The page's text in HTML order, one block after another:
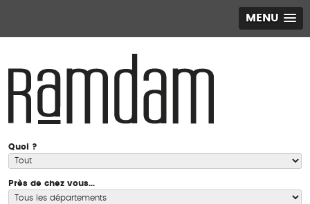
MENU
Quoi ?
Près de chez vous...